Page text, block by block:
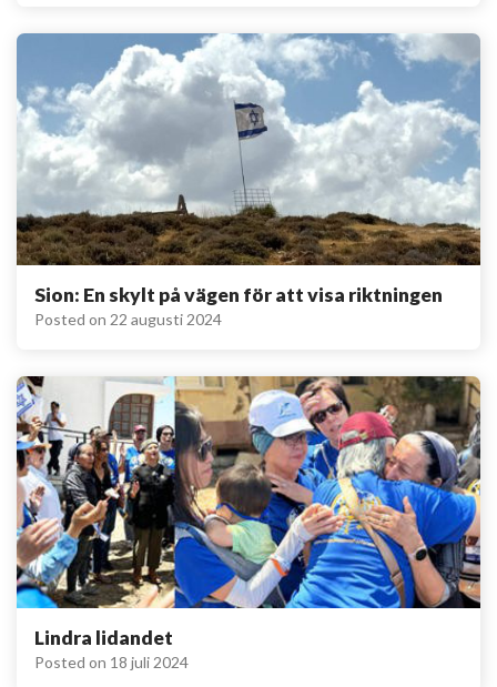
Sion: En skylt på vägen för att visa riktningen
Posted on 22 augusti 2024
Lindra lidandet
Posted on 18 juli 2024